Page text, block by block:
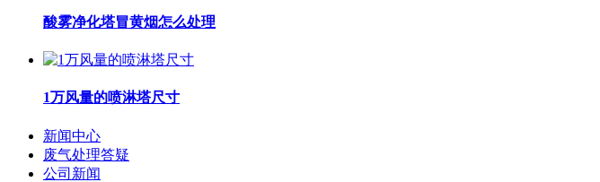
酸雾净化塔冒黄烟怎么处理
1万风量的喷淋塔尺寸
新闻中心
废气处理答疑
公司新闻